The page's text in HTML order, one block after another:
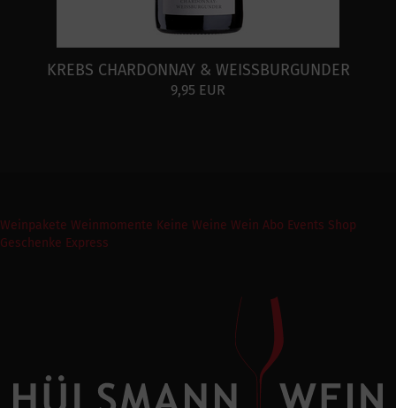
KREBS CHARDONNAY & WEISSBURGUNDER
9,95 EUR
Weinpakete Weinmomente Keine Weine Wein Abo Events Shop
Geschenke Express